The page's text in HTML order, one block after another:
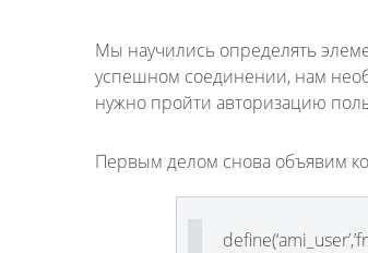
Мы научились определять
успешном соединении, нам
нужно пройти авторизацию
Первым делом снова объявим